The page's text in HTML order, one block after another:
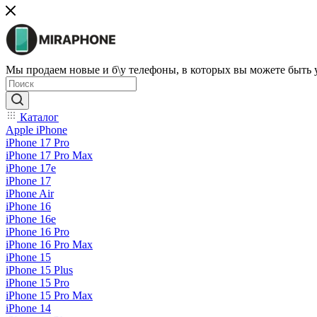
Мы продаем новые и б\у телефоны, в которых вы можете быть
Каталог
Apple iPhone
iPhone 17 Pro
iPhone 17 Pro Max
iPhone 17e
iPhone 17
iPhone Air
iPhone 16
iPhone 16e
iPhone 16 Pro
iPhone 16 Pro Max
iPhone 15
iPhone 15 Plus
iPhone 15 Pro
iPhone 15 Pro Max
iPhone 14